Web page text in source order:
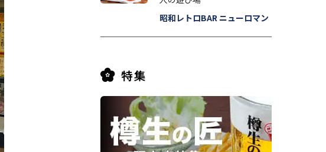
昭和レトロBAR ニューロマン